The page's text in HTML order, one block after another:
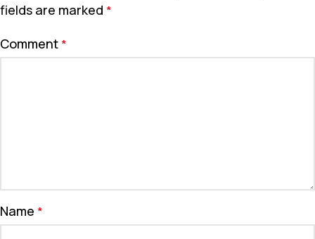
fields are marked *
Comment *
Name *